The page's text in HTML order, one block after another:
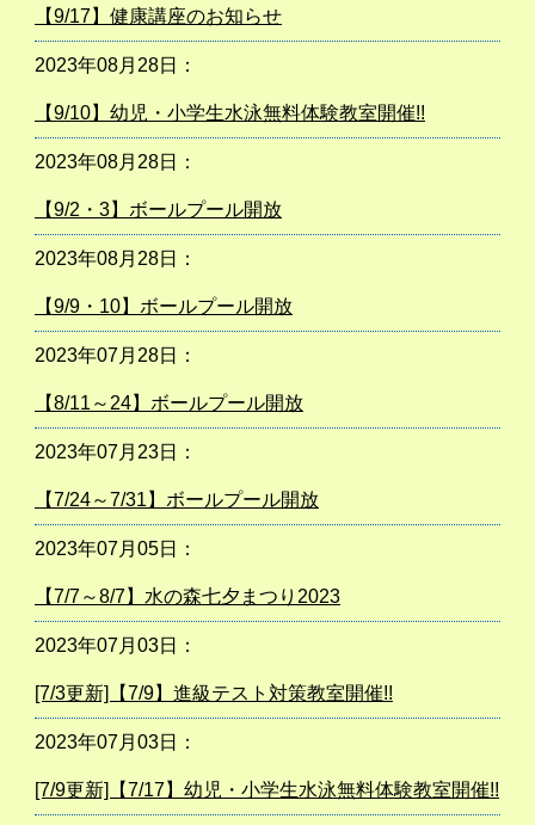
【9/17】健康講座のお知らせ
2023年08月28日：
【9/10】幼児・小学生水泳無料体験教室開催!!
2023年08月28日：
【9/2・3】ボールプール開放
2023年08月28日：
【9/9・10】ボールプール開放
2023年07月28日：
【8/11～24】ボールプール開放
2023年07月23日：
【7/24～7/31】ボールプール開放
2023年07月05日：
【7/7～8/7】水の森七夕まつり2023
2023年07月03日：
[7/3更新]【7/9】進級テスト対策教室開催!!
2023年07月03日：
[7/9更新]【7/17】幼児・小学生水泳無料体験教室開催!!